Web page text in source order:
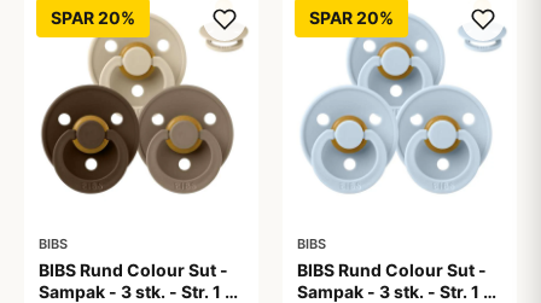
SPAR 20%
BIBS
BIBS Rund Colour Sut -
Sampak - 3 stk. - Str. 1 -
SPAR 20%
BIBS
BIBS Rund Colour Sut -
Sampak - 3 stk. - Str. 1 -